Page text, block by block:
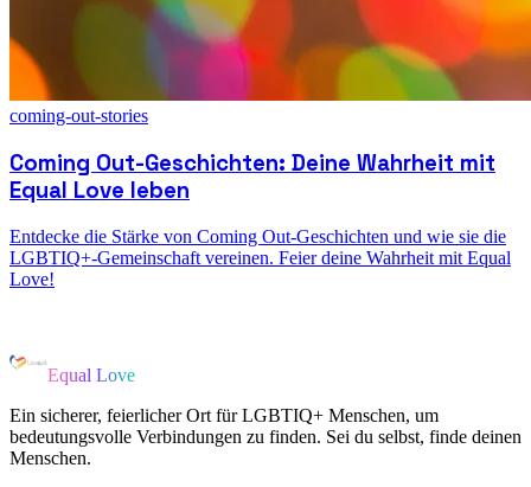
coming-out-stories
Coming Out-Geschichten: Deine Wahrheit mit
Equal Love leben
Entdecke die Stärke von Coming Out-Geschichten und wie sie die
LGBTIQ+-Gemeinschaft vereinen. Feier deine Wahrheit mit Equal
Love!
Equal Love
Ein sicherer, feierlicher Ort für LGBTIQ+ Menschen, um
bedeutungsvolle Verbindungen zu finden. Sei du selbst, finde deinen
Menschen.